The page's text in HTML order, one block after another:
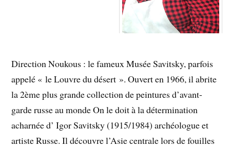
Direction Noukous : le fameux Musée Savitsky, parfois
appelé « le Louvre du désert ». Ouvert en 1966, il abrite
la 2ème plus grande collection de peintures d’avant-
garde russe au monde On le doit à la détermination
acharnée d’ Igor Savitsky (1915/1984) archéologue et
artiste Russe. Il découvre l’Asie centrale lors de fouilles